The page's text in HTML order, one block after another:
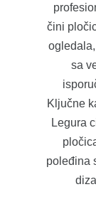
čini
sa
Ključne
Legura
poleđina